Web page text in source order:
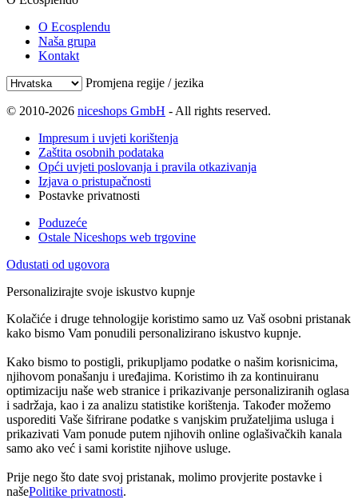
O Ecosplendu
Naša grupa
Kontakt
Promjena regije / jezika
© 2010-2026 niceshops GmbH - All rights reserved.
Impresum i uvjeti korištenja
Zaštita osobnih podataka
Opći uvjeti poslovanja i pravila otkazivanja
Izjava o pristupačnosti
Postavke privatnosti
Poduzeće
Ostale Niceshops web trgovine
Odustati od ugovora
Personalizirajte svoje iskustvo kupnje
Kolačiće i druge tehnologije koristimo samo uz Vaš osobni pristanak
kako bismo Vam ponudili personalizirano iskustvo kupnje.
Kako bismo to postigli, prikupljamo podatke o našim korisnicima,
njihovom ponašanju i uređajima. Koristimo ih za kontinuiranu
optimizaciju naše web stranice i prikazivanje personaliziranih oglasa
i sadržaja, kao i za analizu statistike korištenja. Također možemo
usporediti Vaše šifrirane podatke s vanjskim pružateljima usluga i
prikazivati Vam ponude putem njihovih online oglašivačkih kanala
samo ako već i sami koristite njihove usluge.
Prije nego što date svoj pristanak, molimo provjerite postavke i
našePolitike privatnosti.